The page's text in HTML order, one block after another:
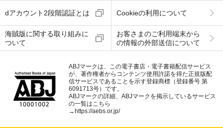
dアカウント2段階認証とは Cookieの利用について
海賊版に関する取り組みに
ついて
お客さまのご利用端末から
の情報の外部送信について
ABJマークは、この電子書店・電子書籍配信サービス
が、著作権者からコンテンツ使用許諾を得た正規版配
信サービスであることを示す登録商標（登録番号 第
6091713号）です。
ABJマークの詳細、ABJマークを掲示しているサービス
の一覧はこちら
→ https://aebs.or.jp/